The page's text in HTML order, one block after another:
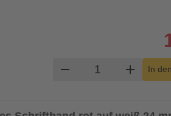
remove Produktadd In